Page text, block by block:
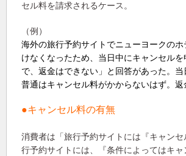
セル料を請求されるケース。
（例）
海外の旅行予約サイトでニューヨークの
けなくなったため、当日中にキャンセル
で、返金はできない」と回答があった。
普通はキャンセル料がかからないはず。
●キャンセル料の有無
消費者は「旅行予約サイトには『キャン
行予約サイトには、『条件によってはキ